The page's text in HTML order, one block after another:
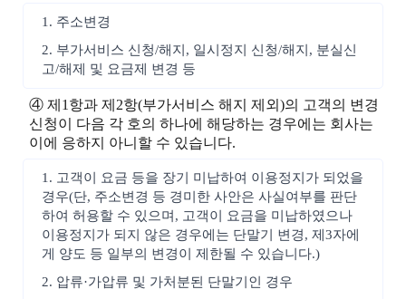
1. 주소변경
2. 부가서비스 신청/해지, 일시정지 신청/해지, 분실신
고/해제 및 요금제 변경 등
④ 제1항과 제2항(부가서비스 해지 제외)의 고객의 변경
신청이 다음 각 호의 하나에 해당하는 경우에는 회사는
이에 응하지 아니할 수 있습니다.
1. 고객이 요금 등을 장기 미납하여 이용정지가 되었을
경우(단, 주소변경 등 경미한 사안은 사실여부를 판단
하여 허용할 수 있으며, 고객이 요금을 미납하였으나
이용정지가 되지 않은 경우에는 단말기 변경, 제3자에
게 양도 등 일부의 변경이 제한될 수 있습니다.)
2. 압류·가압류 및 가처분된 단말기인 경우